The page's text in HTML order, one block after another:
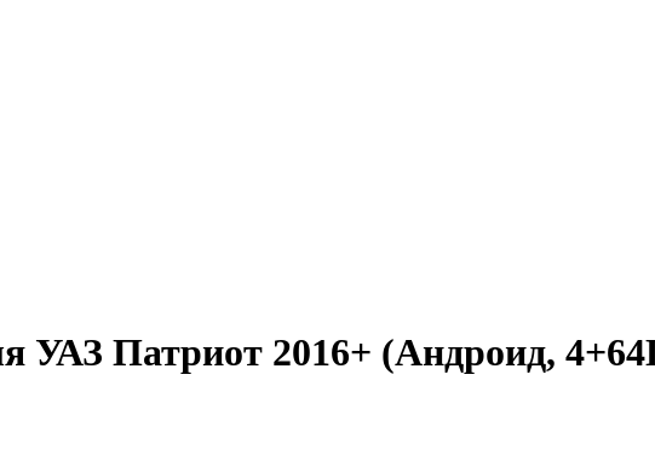
УАЗ Патриот 2016+ (Андроид,